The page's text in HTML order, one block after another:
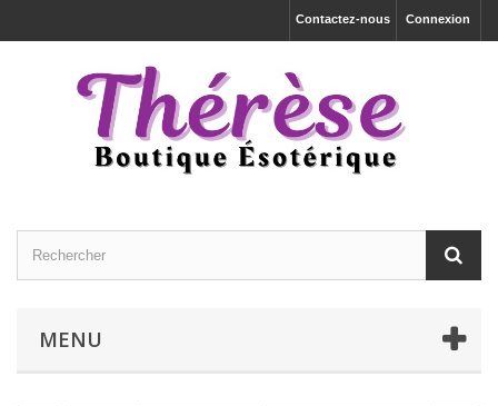
Connexion
Contactez-nous
MENU